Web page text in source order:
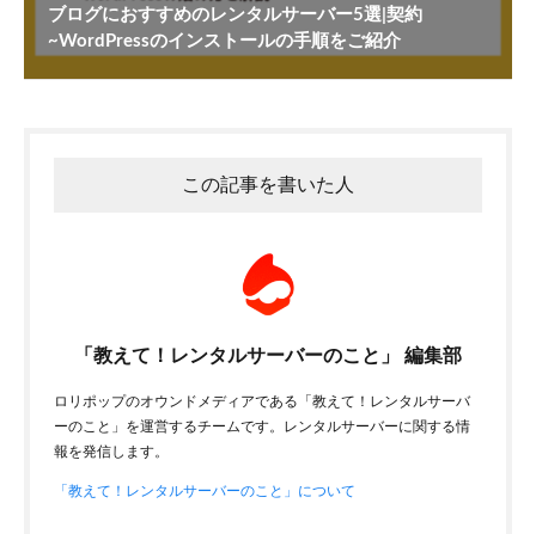
ブログにおすすめのレンタルサーバー5選|契約
~WordPressのインストールの手順をご紹介
この記事を書いた人
「教えて！レンタルサーバーのこと」 編集部
ロリポップのオウンドメディアである「教えて！レンタルサーバ
ーのこと」を運営するチームです。レンタルサーバーに関する情
報を発信します。
「教えて！レンタルサーバーのこと」について